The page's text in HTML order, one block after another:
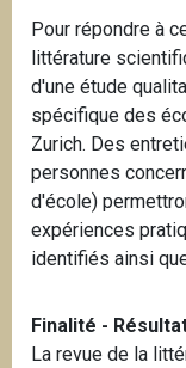
Pour répondre à
littérature
d'une étude
spécifique des
Zurich. Des
personnes
d'école)
expériences
identifiés ainsi
Finalité -
La revue de la